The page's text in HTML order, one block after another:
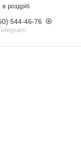
роздріб
544-46-76